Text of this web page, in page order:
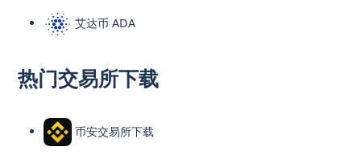
艾达币 ADA
热门交易所下载
币安交易所下载